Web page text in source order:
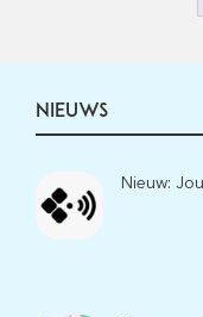
NIEUWS
Nieuw: